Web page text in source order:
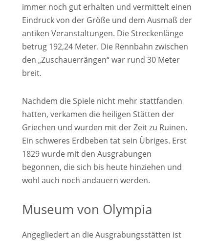
immer noch gut erhalten und vermittelt einen
Eindruck von der Größe und dem Ausmaß der
antiken Veranstaltungen. Die Streckenlänge
betrug 192,24 Meter. Die Rennbahn zwischen
den „Zuschauerrängen“ war rund 30 Meter
breit.
Nachdem die Spiele nicht mehr stattfanden
hatten, verkamen die heiligen Stätten der
Griechen und wurden mit der Zeit zu Ruinen.
Ein schweres Erdbeben tat sein Übriges. Erst
1829 wurde mit den Ausgrabungen
begonnen, die sich bis heute hinziehen und
wohl auch noch andauern werden.
Museum von Olympia
Angegliedert an die Ausgrabungsstätten ist